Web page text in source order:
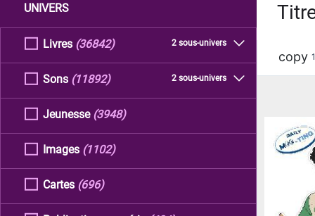
UNIVERS
Livres 2 sous-univers
(36842)
Sons 2 sous-univers
(11892)
Jeunesse (3948)
Images (1102)
Cartes (696)
copy